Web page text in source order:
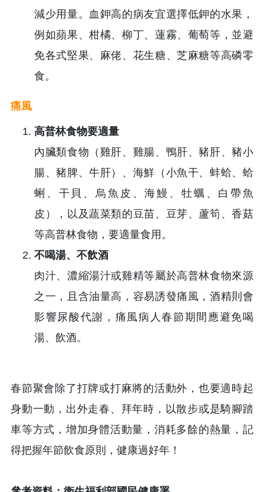
減少用量。血鉀高的病友宜選擇低鉀的水果，
例如蘋果、柑橘、柳丁、蓮霧、葡萄等，並避
免各式堅果、麻佬、花生糖、芝麻糖等高磷零
食。
痛風
高普林食物要適量
內臟類食物（雞肝、雞腸、鴨肝、豬肝、豬小
腸、豬脾、牛肝）、海鮮（小魚干、蚌蛤、蛤
蜊、干貝、烏魚皮、海鰻、牡蠣、白帶魚
皮），以及蔬菜類的豆苗、豆芽、蘆筍、香菇
等高普林食物，要適量食用。
不喝湯、不飲酒
肉汁、濃縮湯汁或雞精等屬於高普林食物來源
之一，且含油量高，容易誘發痛風，酒精則會
影響尿酸代謝，痛風病人春節期間應避免喝
湯、飲酒。
春節聚會除了打牌或打麻將的活動外，也要適時起
身動一動，出外走春、拜年時，以散步或是騎腳踏
車等方式，增加身體活動量，消耗多餘的熱量，記
得把握年節飲食原則，健康過好年！